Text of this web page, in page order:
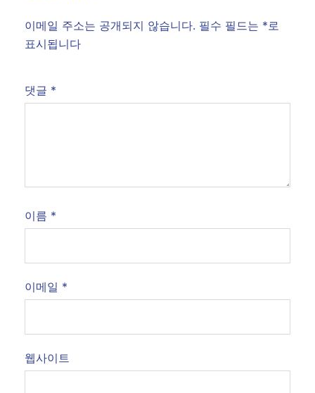
이메일 주소는 공개되지 않습니다. 필수 필드는 * 로
표시됩니다
댓글 *
이름 *
이메일 *
웹사이트